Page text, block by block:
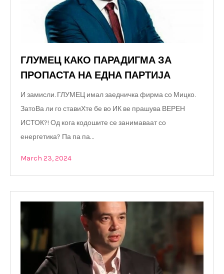
ГЛУМЕЦ КАКО ПАРАДИГМА ЗА
ПРОПАСТА НА ЕДНА ПАРТИЈА
И замисли. ГЛУМЕЦ имал заедничка фирма со Мицко.
ЗатоВа ли го ставиХте бе во ИК ве прашува ВЕРЕН
ИСТОК?! Од кога кодошите се занимаваат со
енергетика? Па па па…
March 23, 2024